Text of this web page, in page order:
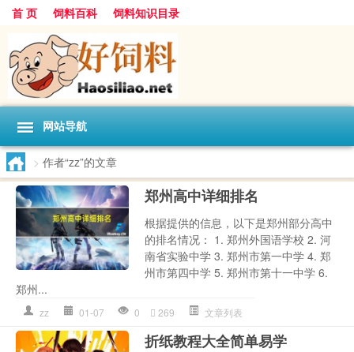
首 页 饲料百科 饲料知识目录
网站导航
> 作者“zz”的文章
郑州高中详细排名
根据提供的信息，以下是郑州部分高中
的排名情况： 1. 郑州外国语学校 2. 河
南省实验中学 3. 郑州市第一中学 4. 郑
州市第四中学 5. 郑州市第十一中学 6.
郑州...
zz 01-07 0 269 文章列表
折纸教程大全简单易学